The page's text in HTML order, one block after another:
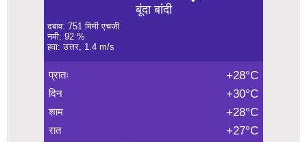
बूंदा बांदी
दबाव: 751 मिमी एचजी
नमी: 92 %
हवा: उत्तर, 1.4 m/s
प्रातः +28°C
दिन +30°C
शाम +28°C
रात +27°C